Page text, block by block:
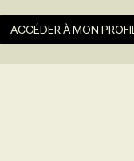
ACCÉDER À MON PROFIL